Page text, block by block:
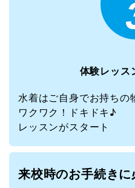
体験レッス
水着はご自身でお持ちの
ワクワク！ドキドキ♪
レッスンがスタート
来校時のお手続き